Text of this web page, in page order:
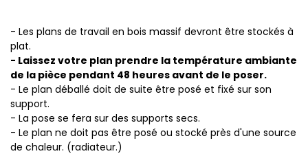
- Les plans de travail en bois massif devront être stockés à
plat.
- Laissez votre plan prendre la température ambiante
de la pièce pendant 48 heures avant de le poser.
- Le plan déballé doit de suite être posé et fixé sur son
support.
- La pose se fera sur des supports secs.
- Le plan ne doit pas être posé ou stocké près d'une source
de chaleur. (radiateur.)